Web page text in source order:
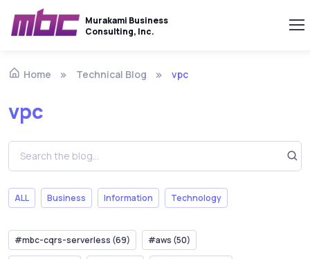
Murakami Business
Consulting, Inc.
Home Technical Blog vpc
vpc
ALL Business Information Technology
#mbc-cqrs-serverless (69) #aws (50)